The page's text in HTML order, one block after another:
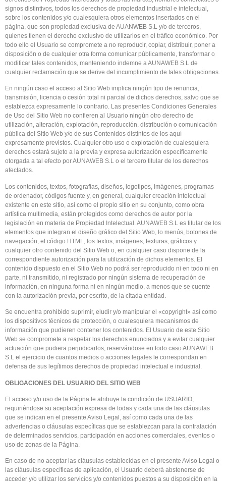
signos distintivos, todos los derechos de propiedad industrial e intelectual,
sobre los contenidos y/o cualesquiera otros elementos insertados en el
página, que son propiedad exclusiva de AUANWEB S.L y/o de terceros,
quienes tienen el derecho exclusivo de utilizarlos en el tráfico económico. Por
todo ello el Usuario se compromete a no reproducir, copiar, distribuir, poner a
disposición o de cualquier otra forma comunicar públicamente, transformar o
modificar tales contenidos, manteniendo indemne a AUNAWEB S.L de
cualquier reclamación que se derive del incumplimiento de tales obligaciones.
En ningún caso el acceso al Sitio Web implica ningún tipo de renuncia,
transmisión, licencia o cesión total ni parcial de dichos derechos, salvo que se
establezca expresamente lo contrario. Las presentes Condiciones Generales
de Uso del Sitio Web no confieren al Usuario ningún otro derecho de
utilización, alteración, explotación, reproducción, distribución o comunicación
pública del Sitio Web y/o de sus Contenidos distintos de los aquí
expresamente previstos. Cualquier otro uso o explotación de cualesquiera
derechos estará sujeto a la previa y expresa autorización específicamente
otorgada a tal efecto por AUNAWEB S.L o el tercero titular de los derechos
afectados.
Los contenidos, textos, fotografías, diseños, logotipos, imágenes, programas
de ordenador, códigos fuente y, en general, cualquier creación intelectual
existente en este sitio, así como el propio sitio en su conjunto, como obra
artística multimedia, están protegidos como derechos de autor por la
legislación en materia de Propiedad Intelectual. AUNAWEB S.L es titular de los
elementos que integran el diseño gráfico del Sitio Web, lo menús, botones de
navegación, el código HTML, los textos, imágenes, texturas, gráficos y
cualquier otro contenido del Sitio Web o, en cualquier caso dispone de la
correspondiente autorización para la utilización de dichos elementos. El
contenido dispuesto en el Sitio Web no podrá ser reproducido ni en todo ni en
parte, ni transmitido, ni registrado por ningún sistema de recuperación de
información, en ninguna forma ni en ningún medio, a menos que se cuente
con la autorización previa, por escrito, de la citada entidad.
Se encuentra prohibido suprimir, eludir y/o manipular el «copyright» así como
los dispositivos técnicos de protección, o cualesquiera mecanismos de
información que pudieren contener los contenidos. El Usuario de este Sitio
Web se compromete a respetar los derechos enunciados y a evitar cualquier
actuación que pudiera perjudicarlos, reservándose en todo caso AUNAWEB
S.L el ejercicio de cuantos medios o acciones legales le correspondan en
defensa de sus legítimos derechos de propiedad intelectual e industrial.
OBLIGACIONES DEL USUARIO DEL SITIO WEB
El acceso y/o uso de la Página le atribuye la condición de USUARIO,
requiriéndose su aceptación expresa de todas y cada una de las cláusulas
que se indican en el presente Aviso Legal, así como cada una de las
advertencias o cláusulas específicas que se establezcan para la contratación
de determinados servicios, participación en acciones comerciales, eventos o
uso de zonas de la Página.
En caso de no aceptar las cláusulas establecidas en el presente Aviso Legal o
las cláusulas específicas de aplicación, el Usuario deberá abstenerse de
acceder y/o utilizar los servicios y/o contenidos puestos a su disposición en la